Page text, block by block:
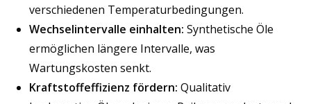
verschiedenen Temperaturbedingungen.
Wechselintervalle einhalten: Synthetische Öle
ermöglichen längere Intervalle, was
Wartungskosten senkt.
Kraftstoffeffizienz fördern: Qualitativ